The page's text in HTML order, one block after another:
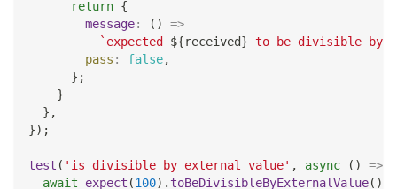
return {
message: ( )
=>
` expected ${received} to be divisible by
pass : false,
} ;
}
} ,
}) ;
test ( 'is divisible by external value' , async ( ) =>
await
expect (100) . toBeDivisibleByExternalValue( )